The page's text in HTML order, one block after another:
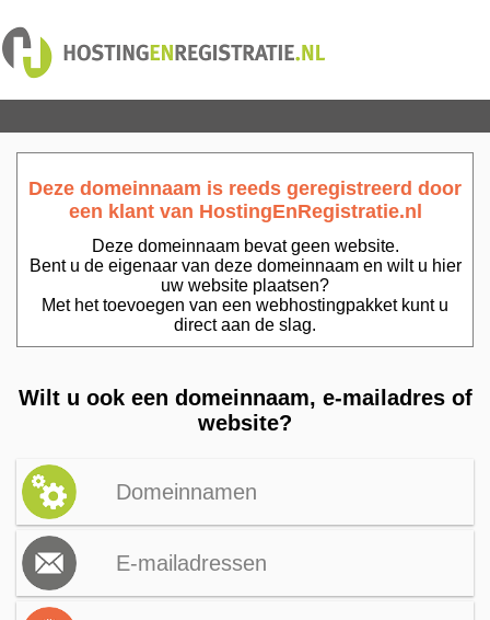
Deze domeinnaam is reeds geregistreerd door
een klant van HostingEnRegistratie.nl
Deze domeinnaam bevat geen website.
Bent u de eigenaar van deze domeinnaam en wilt u hier
uw website plaatsen?
Met het toevoegen van een webhostingpakket kunt u
direct aan de slag.
Wilt u ook een domeinnaam, e-mailadres of
website?
Domeinnamen
E-mailadressen